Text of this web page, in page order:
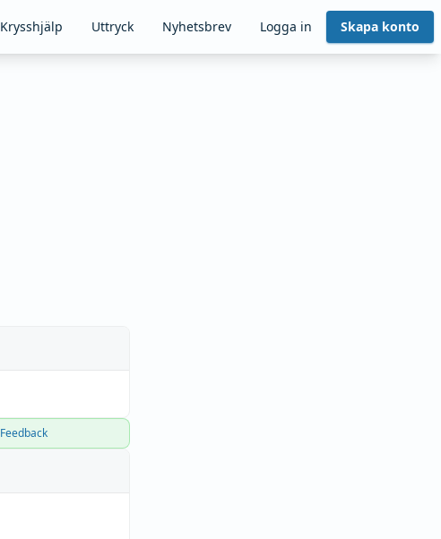
Krysshjälp Uttryck Nyhetsbrev Logga in Skapa konto
Feedback